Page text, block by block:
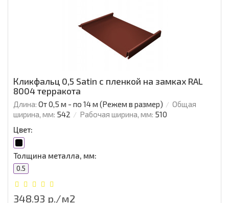
Кликфальц 0,5 Satin с пленкой на замках RAL
8004 терракота
Длина: От 0,5 м - по 14 м (Режем в размер)
Общая
ширина, мм: 542 Рабочая ширина, мм: 510
Цвет:
Толщина металла, мм:
0.5
348.93 р./м2